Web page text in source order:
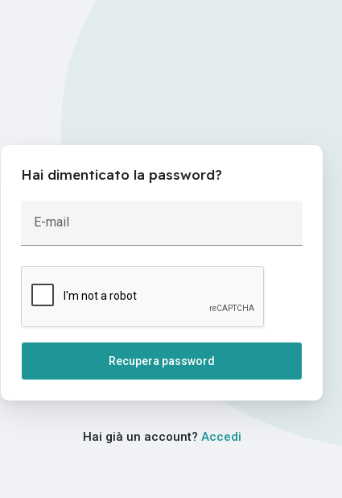
Hai dimenticato la password?
E-mail
Recupera password
Hai già un account? Accedi